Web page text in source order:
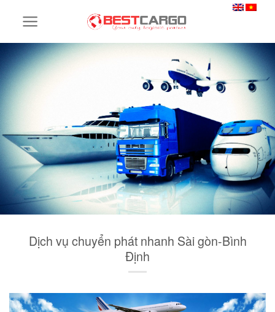
Dịch vụ chuyển phát nhanh Sài gòn-Bình
Định